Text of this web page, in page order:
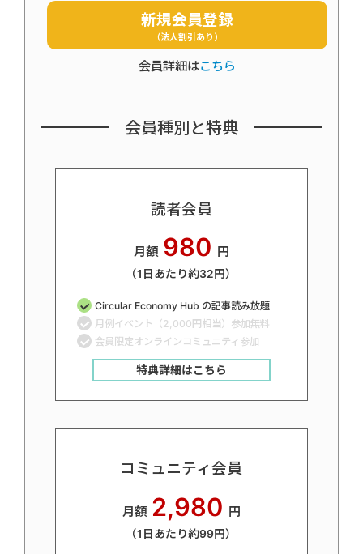
新規会員登録
（法人割引あり）
会員詳細はこちら
会員種別と特典
読者会員
月額 980 円
（1日あたり約32円）
Circular Economy Hub の記事読み放題
月例イベント（2,000円相当）参加無料
会員限定オンラインコミュニティ参加
特典詳細はこちら
コミュニティ会員
月額 2,980 円
（1日あたり約99円）